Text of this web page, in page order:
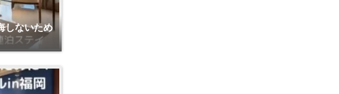
しないため